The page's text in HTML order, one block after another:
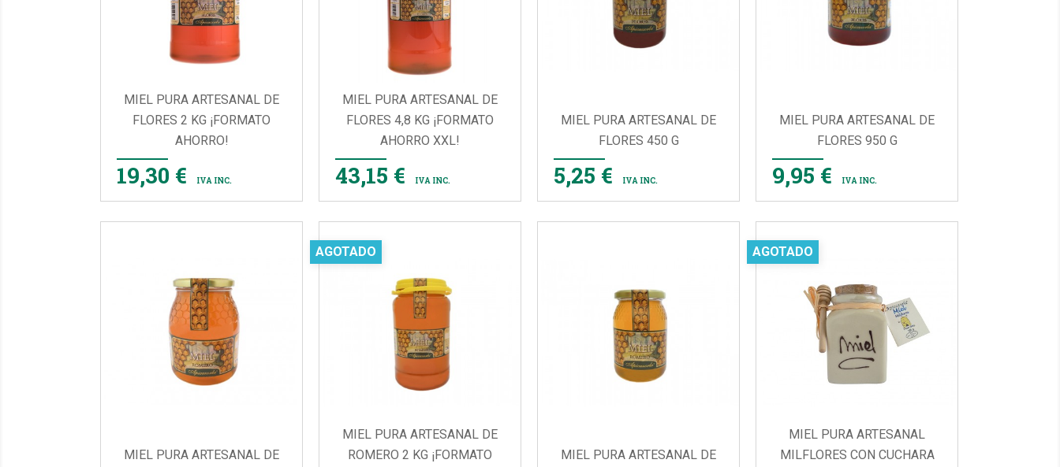
MIEL PURA ARTESANAL DE
FLORES 2 KG ¡FORMATO
AHORRO!
19,30 € IVA INC.

MIEL PURA ARTESANAL DE
FLORES 4,8 KG ¡FORMATO
AHORRO XXL!
43,15 € IVA INC.

MIEL PURA ARTESANAL DE
FLORES 450 G
5,25 € IVA INC.

MIEL PURA ARTESANAL DE
FLORES 950 G
9,95 € IVA INC.

MIEL PURA ARTESANAL DE
MIEL PURA ARTESANAL DE
ROMERO 2 KG ¡FORMATO
AGOTADO
MIEL PURA ARTESANAL DE
MIEL PURA ARTESANAL
MILFLORES CON CUCHARA
AGOTADO